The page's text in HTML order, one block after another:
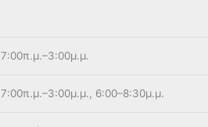
7:00π.μ.–3:00μ.μ.
7:00π.μ.–3:00μ.μ., 6:00–8:30μ.μ.